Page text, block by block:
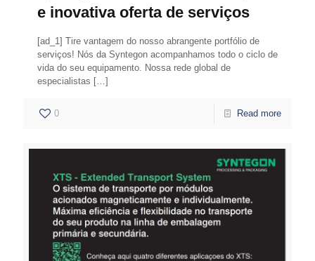
e inovativa oferta de serviços
[ad_1] Tire vantagem do nosso abrangente portfólio de
serviços! Nós da Syntegon acompanhamos todo o ciclo de
vida do seu equipamento. Nossa rede global de
especialistas […]
0 Read more